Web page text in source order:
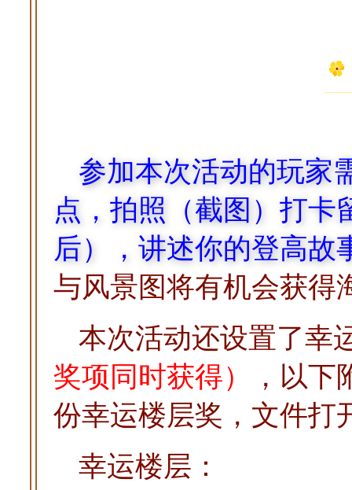
参加本次活动的玩家
点，拍照（截图）打卡
后），讲述你的登高故
与风景图将有机会获得
本次活动还设置了幸
奖项同时获得）
，以
份幸运楼层奖，文件打
幸运楼层：